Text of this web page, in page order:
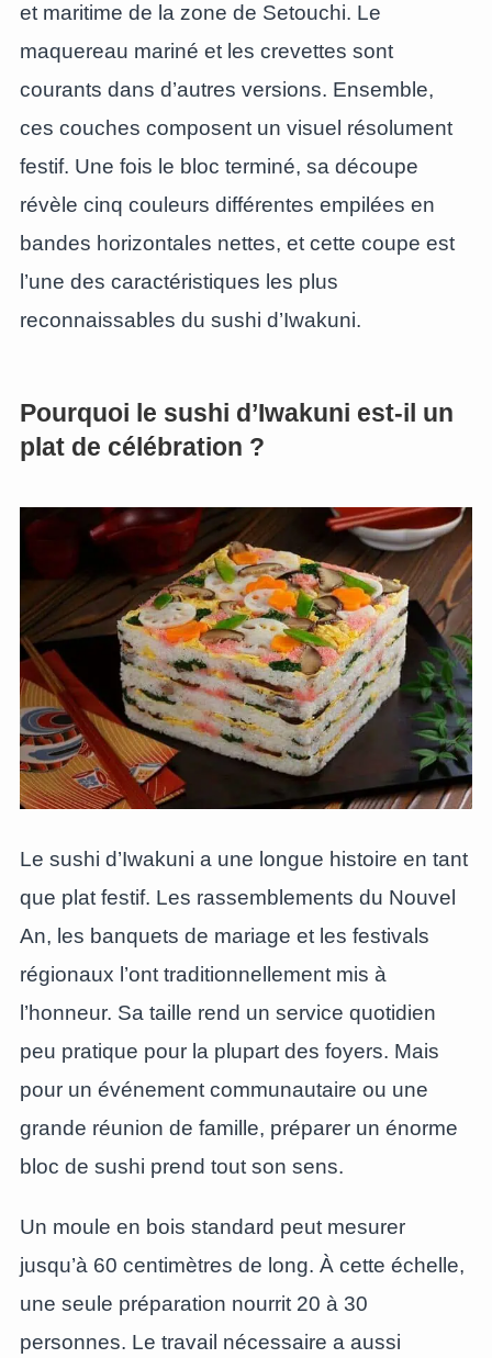
et maritime de la zone de Setouchi. Le
maquereau mariné et les crevettes sont
courants dans d’autres versions. Ensemble,
ces couches composent un visuel résolument
festif. Une fois le bloc terminé, sa découpe
révèle cinq couleurs différentes empilées en
bandes horizontales nettes, et cette coupe est
l’une des caractéristiques les plus
reconnaissables du sushi d’Iwakuni.
Pourquoi le sushi d’Iwakuni est-il un
plat de célébration ?
Le sushi d’Iwakuni a une longue histoire en tant
que plat festif. Les rassemblements du Nouvel
An, les banquets de mariage et les festivals
régionaux l’ont traditionnellement mis à
l’honneur. Sa taille rend un service quotidien
peu pratique pour la plupart des foyers. Mais
pour un événement communautaire ou une
grande réunion de famille, préparer un énorme
bloc de sushi prend tout son sens.
Un moule en bois standard peut mesurer
jusqu’à 60 centimètres de long. À cette échelle,
une seule préparation nourrit 20 à 30
personnes. Le travail nécessaire a aussi